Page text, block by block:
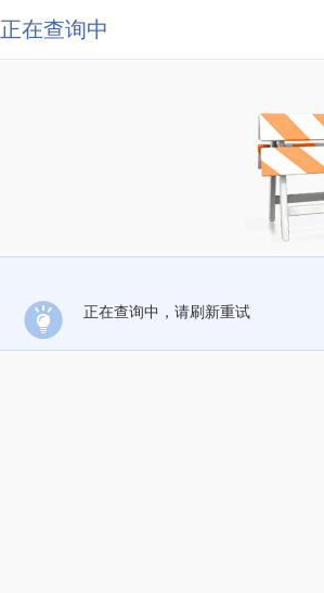
正在查询中
正在查询中，请刷新重试